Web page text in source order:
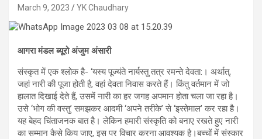
March 9, 2023 YK Chaudhary
आगरा मंडल ब्यूरो अंजुम अंसारी
संस्कृत में एक श्लोक है- ‘यस्य पूज्यंते नार्यस्तु तत्र रमन्ते देवता:। अर्थात्,
जहां नारी की पूजा होती है, वहां देवता निवास करते हैं। किंतु वर्तमान में जो
हालात दिखाई देते हैं, उसमें नारी का हर जगह अपमान होता चला जा रहा है।
उसे ‘भोग की वस्तु’ समझकर आदमी ‘अपने तरीके’ से ‘इस्तेमाल’ कर रहा है।
यह बेहद चिंताजनक बात है। लेकिन हमारी संस्कृति को बनाए रखते हुए नारी
का सम्मान कैसे किय जाए, इस पर विचार करना आवश्यक है।बच्चों में संस्कार